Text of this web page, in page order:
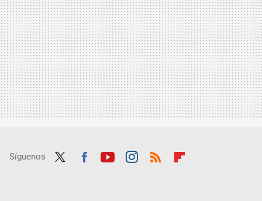
Síguenos